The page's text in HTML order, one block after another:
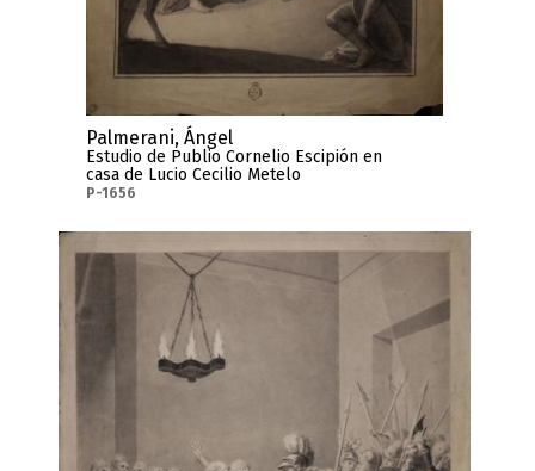
Palmerani, Ángel
Estudio de Publio Cornelio Escipión en
casa de Lucio Cecilio Metelo
P-1656